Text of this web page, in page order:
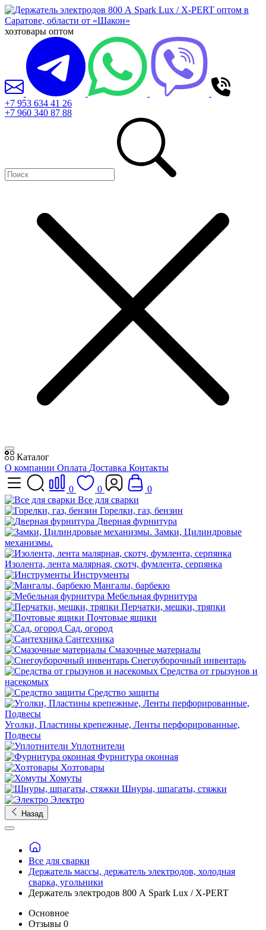
хозтовары оптом
+7 953 634 41 26
+7 960 340 87 88
Каталог
О компании Оплата Доставка Контакты
0 0
0
Все для сварки
Горелки, газ, бензин
Дверная фурнитура
Замки, Цилиндровые
механизмы.
Изолента, лента малярная, скотч, фумлента, серпянка
Инструменты
Мангалы, барбекю
Мебельная фурнитура
Перчатки, мешки, тряпки
Почтовые ящики
Сад, огород
Сантехника
Смазочные материалы
Снегоуборочный инвентарь
Средства от грызунов и
насекомых
Средство защиты
Уголки, Пластины крепежные, Ленты перфорированные,
Подвесы
Уплотнители
Фурнитура оконная
Хозтовары
Хомуты
Шнуры, шпагаты, стяжки
Электро
Назад
Все для сварки
Держатель массы, держатель электродов, холодная
сварка, угольники
Держатель электродов 800 А Spark Lux / X-PERT
Основное
Отзывы 0